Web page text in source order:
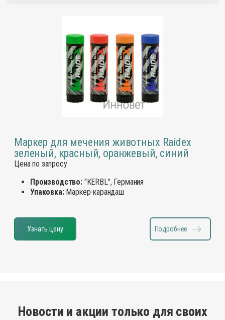
Маркер для мечения животных Raidex
зеленый, красный, оранжевый, синий
Цена по запросу
Производство:"KERBL", Германия
Упаковка:Маркер-карандаш
Узнать цену Подробнее
Новости и акции только для своих